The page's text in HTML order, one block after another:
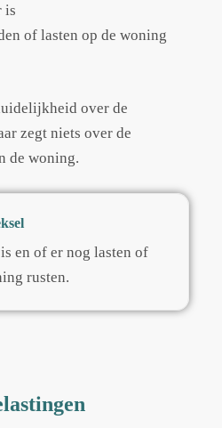
is
of lasten op de woning
over de
zegt niets over de
de woning.
en of er nog lasten of
rusten.